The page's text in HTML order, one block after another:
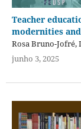
Teacher
modernities
Rosa Bruno-Jofré,
junho 3, 2025